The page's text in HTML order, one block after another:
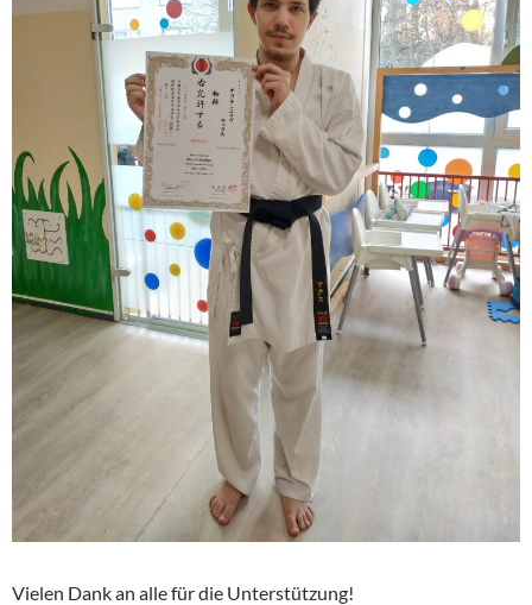
Vielen Dank an alle für die Unterstützung!